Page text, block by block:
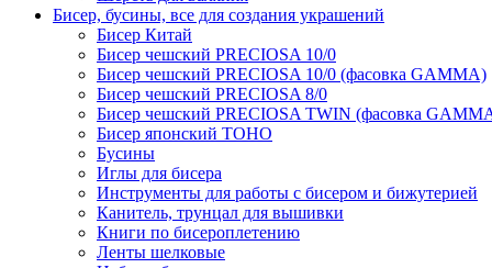
Бисер, бусины, все для создания украшений
Бисер Китай
Бисер чешский PRECIOSA 10/0
Бисер чешский PRECIOSA 10/0 (фасовка GAMMA)
Бисер чешский PRECIOSA 8/0
Бисер чешский PRECIOSA TWIN (фасовка
Бисер японский TOHO
Бусины
Иглы для бисера
Инструменты для работы с бисером и бижутерией
Канитель, трунцал для вышивки
Книги по бисероплетению
Ленты шелковые